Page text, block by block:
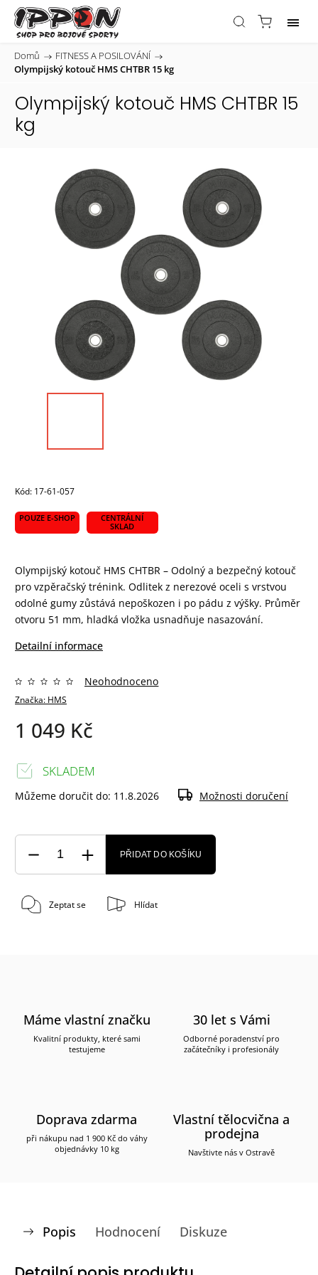
Domů / FITNESS A POSILOVÁNÍ /
Olympijský kotouč HMS CHTBR 15 kg
Olympijský kotouč HMS CHTBR 15
kg
Kód: 17-61-057
POUZE E-SHOP
CENTRÁLNÍ
SKLAD
Olympijský kotouč HMS CHTBR – Odolný a bezpečný kotouč
pro vzpěračský trénink. Odlitek z nerezové oceli s vrstvou
odolné gumy zůstává nepoškozen i po pádu z výšky. Průměr
otvoru 51 mm, hladká vložka usnadňuje nasazování.
Detailní informace
Značka: HMS
Neohodnoceno
1 049 Kč
SKLADEM
Můžeme doručit do: 11.8.2026 Možnosti doručení
PŘIDAT DO KOŠÍKU
Zeptat se Hlídat
Máme vlastní značku
Kvalitní produkty, které sami
testujeme
30 let s Vámi
Odborné poradenství pro
začátečníky i profesionály
Doprava zdarma
při nákupu nad 1 900 Kč do váhy
objednávky 10 kg
Vlastní tělocvična a
prodejna
Navštivte nás v Ostravě
Popis Hodnocení Diskuze